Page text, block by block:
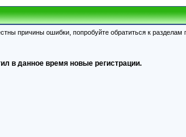
причины ошибки, попробуйте обратиться к разделам
в данное время новые регистрации.